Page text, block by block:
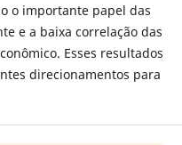
o importante papel das
e a baixa correlação das
Esses resultados
direcionamentos para